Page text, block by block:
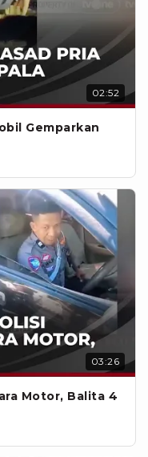
02:52
Gemparkan
03:26
Motor, Balita 4